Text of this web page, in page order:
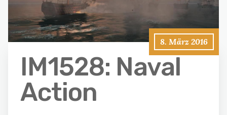
8. März 2016
IM1528: Naval
Action